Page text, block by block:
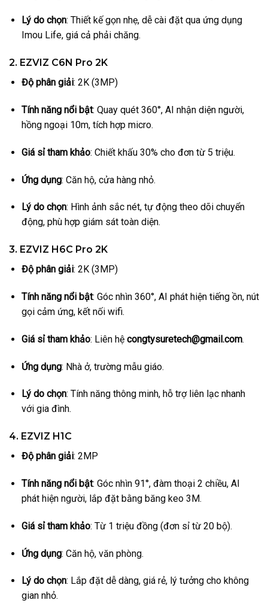
Lý do chọn: Thiết kế gọn nhẹ, dễ cài đặt qua ứng dụng
Imou Life, giá cả phải chăng.
2. EZVIZ C6N Pro 2K
Độ phân giải: 2K (3MP)
Tính năng nổi bật: Quay quét 360°, AI nhận diện người,
hồng ngoại 10m, tích hợp micro.
Giá sỉ tham khảo: Chiết khấu 30% cho đơn từ 5 triệu.
Ứng dụng: Căn hộ, cửa hàng nhỏ.
Lý do chọn: Hình ảnh sắc nét, tự động theo dõi chuyển
động, phù hợp giám sát toàn diện.
3. EZVIZ H6C Pro 2K
Độ phân giải: 2K (3MP)
Tính năng nổi bật: Góc nhìn 360°, AI phát hiện tiếng ồn, nút
gọi cảm ứng, kết nối wifi.
Giá sỉ tham khảo: Liên hệ congtysuretech@gmail.com.
Ứng dụng: Nhà ở, trường mẫu giáo.
Lý do chọn: Tính năng thông minh, hỗ trợ liên lạc nhanh
với gia đình.
4. EZVIZ H1C
Độ phân giải: 2MP
Tính năng nổi bật: Góc nhìn 91°, đàm thoại 2 chiều, AI
phát hiện người, lắp đặt bằng băng keo 3M.
Giá sỉ tham khảo: Từ 1 triệu đồng (đơn sỉ từ 20 bộ).
Ứng dụng: Căn hộ, văn phòng.
Lý do chọn: Lắp đặt dễ dàng, giá rẻ, lý tưởng cho không
gian nhỏ.